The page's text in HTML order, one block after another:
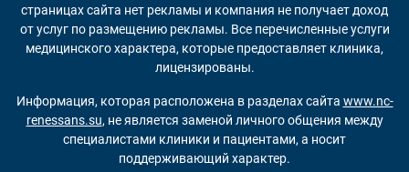
страницах сайта нет рекламы и компания не получает доход
от услуг по размещению рекламы. Все перечисленные услуги
медицинского характера, которые предоставляет клиника,
лицензированы.
Информация, которая расположена в разделах сайта www.nc-
renessans.su, не является заменой личного общения между
специалистами клиники и пациентами, а носит
поддерживающий характер.